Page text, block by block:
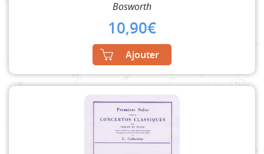
Bosworth
10,90€
Ajouter